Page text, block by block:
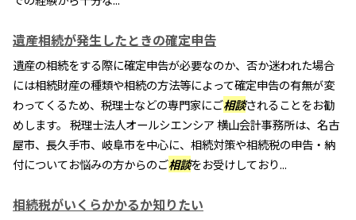
遺産相続が発生したときの確定申告
遺産の相続をする際に確定申告が必要なのか、否か迷われた場合
には相続財産の種類や相続の方法等によって確定申告の有無が変
わってくるため、税理士などの専門家にご相談されることをお勧
めします。 税理士法人オールシエンシア 横山会計事務所は、名古
屋市、長久手市、岐阜市を中心に、相続対策や相続税の申告・納
付についてお悩みの方からのご相談をお受けしており...
相続税がいくらかかるか知りたい